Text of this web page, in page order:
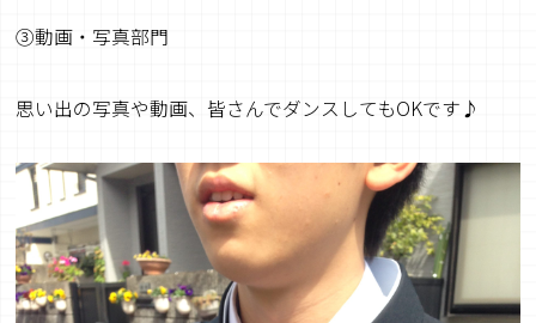
③動画・写真部門
思い出の写真や動画、皆さんでダンスしてもOKです♪